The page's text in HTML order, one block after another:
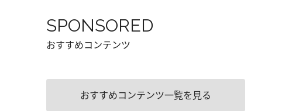
SPONSORED
おすすめコンテンツ
おすすめコンテンツ一覧を見る